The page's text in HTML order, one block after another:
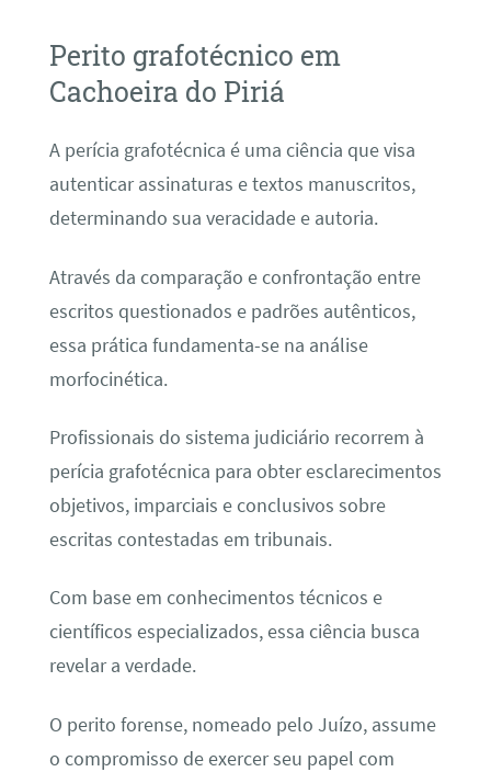
Perito grafotécnico em
Cachoeira do Piriá
A perícia grafotécnica é uma ciência que visa
autenticar assinaturas e textos manuscritos,
determinando sua veracidade e autoria.
Através da comparação e confrontação entre
escritos questionados e padrões autênticos,
essa prática fundamenta-se na análise
morfocinética.
Profissionais do sistema judiciário recorrem à
perícia grafotécnica para obter esclarecimentos
objetivos, imparciais e conclusivos sobre
escritas contestadas em tribunais.
Com base em conhecimentos técnicos e
científicos especializados, essa ciência busca
revelar a verdade.
O perito forense, nomeado pelo Juízo, assume
o compromisso de exercer seu papel com